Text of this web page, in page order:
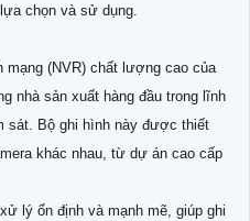
chọn và sử dụng.
mạng (NVR) chất lượng cao của
nhà sản xuất hàng đầu trong lĩnh
sát. Bộ ghi hình này được thiết
khác nhau, từ dự án cao cấp
lý ổn định và mạnh mẽ, giúp ghi